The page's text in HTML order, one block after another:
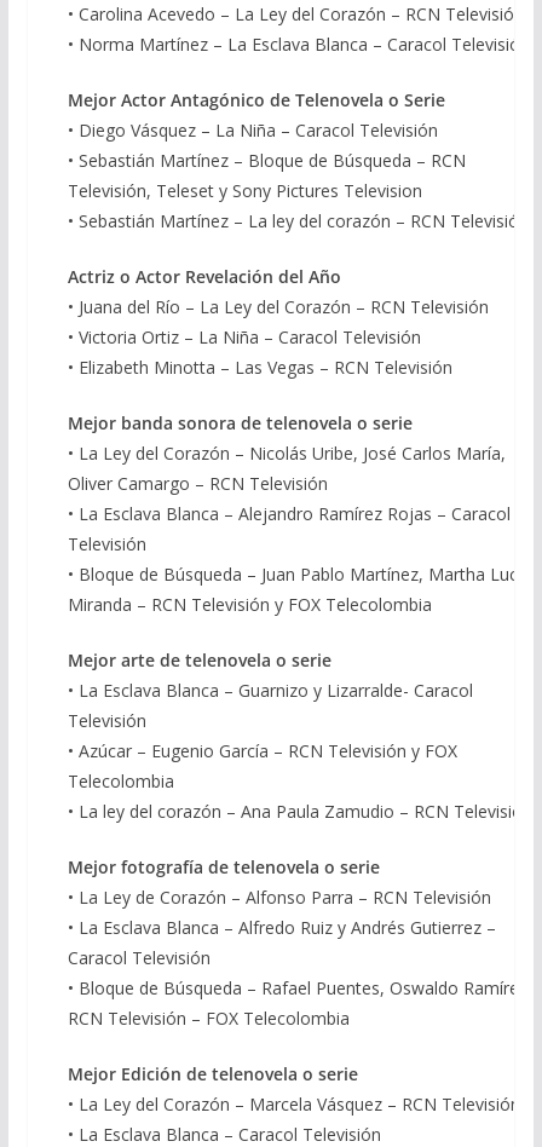
• Carolina Acevedo – La Ley del Corazón – RCN Televisión
• Norma Martínez – La Esclava Blanca – Caracol Televisión
Mejor Actor Antagónico de Telenovela o Serie
• Diego Vásquez – La Niña – Caracol Televisión
• Sebastián Martínez – Bloque de Búsqueda – RCN
Televisión, Teleset y Sony Pictures Television
• Sebastián Martínez – La ley del corazón – RCN Televisión
Actriz o Actor Revelación del Año
• Juana del Río – La Ley del Corazón – RCN Televisión
• Victoria Ortiz – La Niña – Caracol Televisión
• Elizabeth Minotta – Las Vegas – RCN Televisión
Mejor banda sonora de telenovela o serie
• La Ley del Corazón – Nicolás Uribe, José Carlos María,
Oliver Camargo – RCN Televisión
• La Esclava Blanca – Alejandro Ramírez Rojas – Caracol
Televisión
• Bloque de Búsqueda – Juan Pablo Martínez, Martha Lucía
Miranda – RCN Televisión y FOX Telecolombia
Mejor arte de telenovela o serie
• La Esclava Blanca – Guarnizo y Lizarralde- Caracol
Televisión
• Azúcar – Eugenio García – RCN Televisión y FOX
Telecolombia
• La ley del corazón – Ana Paula Zamudio – RCN Televisión
Mejor fotografía de telenovela o serie
• La Ley de Corazón – Alfonso Parra – RCN Televisión
• La Esclava Blanca – Alfredo Ruiz y Andrés Gutierrez –
Caracol Televisión
• Bloque de Búsqueda – Rafael Puentes, Oswaldo Ramírez –
RCN Televisión – FOX Telecolombia
Mejor Edición de telenovela o serie
• La Ley del Corazón – Marcela Vásquez – RCN Televisión
• La Esclava Blanca – Caracol Televisión